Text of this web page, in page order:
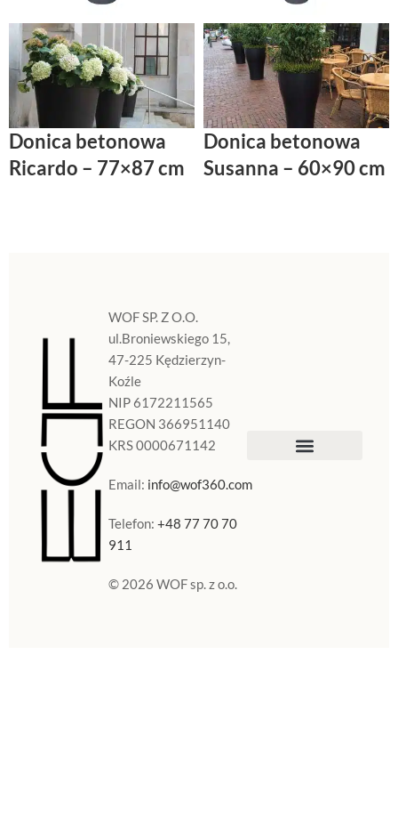
Donica betonowa
Ricardo – 77×87 cm
Donica betonowa
Susanna – 60×90 cm
WOF SP. Z O.O.
ul.Broniewskiego 15,
47-225 Kędzierzyn-
Koźle
NIP 6172211565
REGON 366951140
KRS 0000671142
Email: info@wof360.com
Telefon:+48 77 70 70
911
© 2026 WOF sp. z o.o.